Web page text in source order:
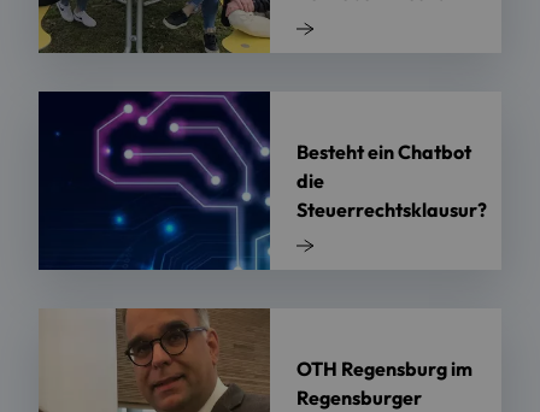
Besteht ein Chatbot
die
Steuerrechtsklausur?
OTH Regensburg im
Regensburger